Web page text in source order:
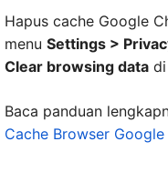
Hapus cache Google
menu Settings >
Clear browsing data
Baca panduan
Cache Browser